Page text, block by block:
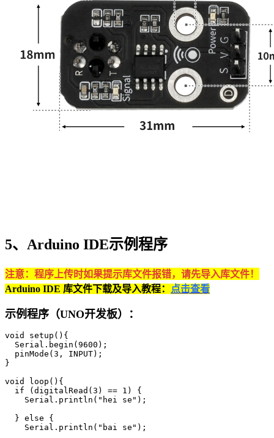
5、Arduino IDE示例程序
注意：程序上传时如果提示库文件报错，请先导入库文件！
Arduino IDE 库文件下载及导入教程： 点击查看
示例程序（UNO开发板）：
void setup(){
  Serial.begin(9600);
  pinMode(3, INPUT);
}
void loop(){
  if (digitalRead(3) == 1) {
    Serial.println("hei se");
  } else {
    Serial.println("bai se");